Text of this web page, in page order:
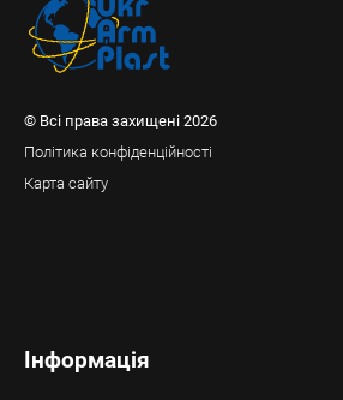
© Всі права захищені 2026
Політика конфіденційності
Карта сайту
Інформація